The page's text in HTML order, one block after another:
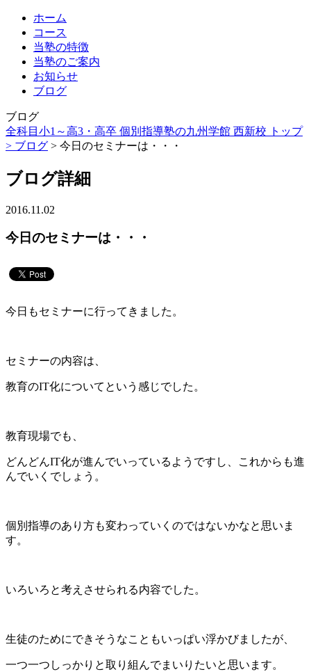
ホーム
コース
当塾の特徴
当塾のご案内
お知らせ
ブログ
ブログ
全科目小1～高3・高卒 個別指導塾の九州学館 西新校 トップ
> ブログ > 今日のセミナーは・・・
ブログ詳細
2016.11.02
今日のセミナーは・・・
今日もセミナーに行ってきました。
セミナーの内容は、
教育のIT化についてという感じでした。
教育現場でも、
どんどんIT化が進んでいっているようですし、これからも進
んでいくでしょう。
個別指導のあり方も変わっていくのではないかなと思いま
す。
いろいろと考えさせられる内容でした。
生徒のためにできそうなこともいっぱい浮かびましたが、
一つ一つしっかりと取り組んでまいりたいと思います。